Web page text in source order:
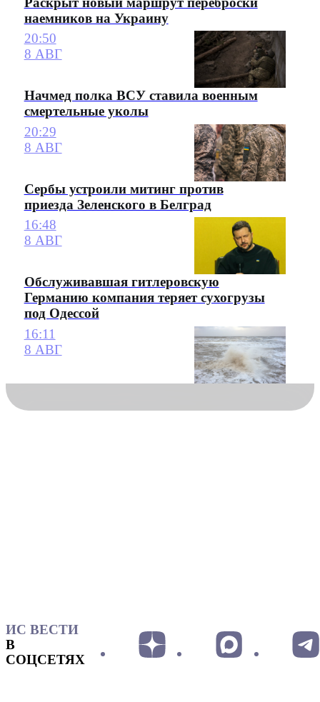
наемников на Украину
20:50
8 АВГ
Начмед полка ВСУ ставила военным
смертельные уколы
20:29
8 АВГ
Сербы устроили митинг против
приезда Зеленского в Белград
16:48
8 АВГ
Обслуживавшая гитлеровскую
Германию компания теряет сухогрузы
под Одессой
16:11
8 АВГ
ИС ВЕСТИ
В
СОЦСЕТЯХ